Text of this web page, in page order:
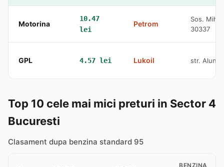
Motorina
10.47
lei
Petrom
Sos.
30337
GPL 4.57 lei Lukoil str.
Top 10 cele mai mici preturi in Sector 4
Bucuresti
Clasament dupa benzina standard 95
BENZINA